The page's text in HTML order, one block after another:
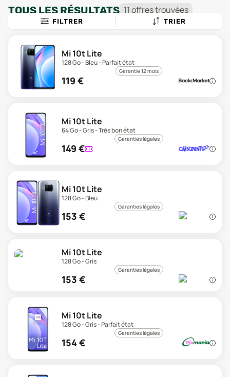
TOUS LES RÉSULTATS 11offrestrouvées
FILTRER TRIER
Mi 10t Lite
128 Go - Bleu - Parfait état
Garantie 12 mois
119 €
Mi 10t Lite
64 Go - Gris - Très bon état
Garanties légales
149 €
Mi 10t Lite
128 Go - Bleu
Garanties légales
153 €
Mi 10t Lite
128 Go - Gris
Garanties légales
153 €
Mi 10t Lite
128 Go - Gris - Parfait état
Garanties légales
154€